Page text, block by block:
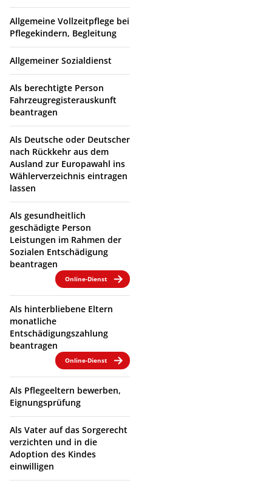
Allgemeine Vollzeitpflege bei
Pflegekindern, Begleitung
Allgemeiner Sozialdienst
Als berechtigte Person
Fahrzeugregisterauskunft
beantragen
Als Deutsche oder Deutscher
nach Rückkehr aus dem
Ausland zur Europawahl ins
Wählerverzeichnis eintragen
lassen
Als gesundheitlich
geschädigte Person
Leistungen im Rahmen der
Sozialen Entschädigung
beantragen
Online-Dienst
Als hinterbliebene Eltern
monatliche
Entschädigungszahlung
beantragen
Online-Dienst
Als Pflegeeltern bewerben,
Eignungsprüfung
Als Vater auf das Sorgerecht
verzichten und in die
Adoption des Kindes
einwilligen